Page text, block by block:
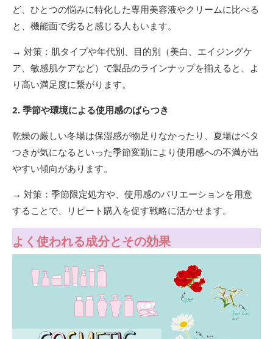
ど、ひとつの悩みに特化した専用美容液やクリームに比べる
と、機能面で劣ると感じる人もいます。
→ 対策：肌タイプや年代別、目的別（美白、エイジングケ
ア、敏感肌ケアなど）で製品のラインナップを揃えると、よ
り高い満足度に繋がります。
2. 季節や環境による使用感のばらつき
乾燥の厳しい冬場は保湿感が物足りなかったり、夏場はベタ
つきが気になるといった季節変動により使用感への不満が出
やすい傾向があります。
→ 対策：季節限定処方や、使用感のバリエーションを用意
することで、リピート購入を促す戦略に活かせます。
よく使われる成分とその効果